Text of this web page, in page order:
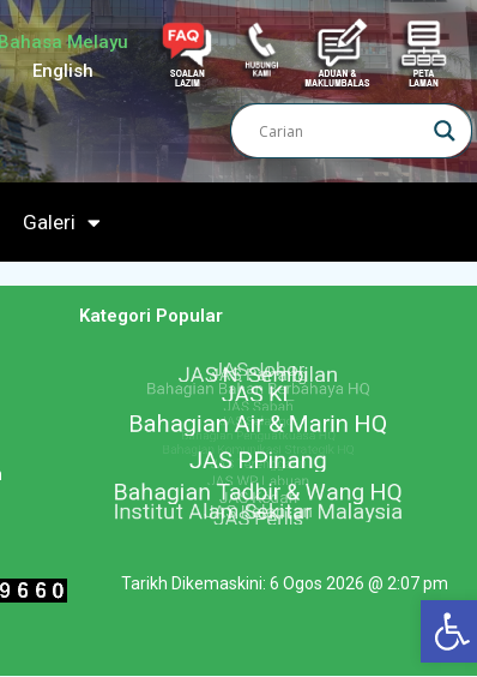
Melayu
English
Galeri
Kategori Popular
Tarikh Dikemaskini: 6 Ogos 2026 @ 2:07 pm